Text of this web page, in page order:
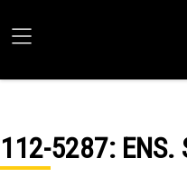
112-5287: ENS.